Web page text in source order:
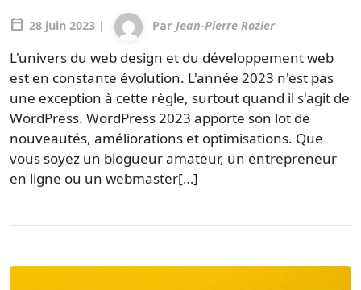
calendar_today 28 juin 2023 | Par Jean-Pierre Rozier
L'univers du web design et du développement web
est en constante évolution. L'année 2023 n'est pas
une exception à cette règle, surtout quand il s'agit de
WordPress. WordPress 2023 apporte son lot de
nouveautés, améliorations et optimisations. Que
vous soyez un blogueur amateur, un entrepreneur
en ligne ou un webmaster[…]